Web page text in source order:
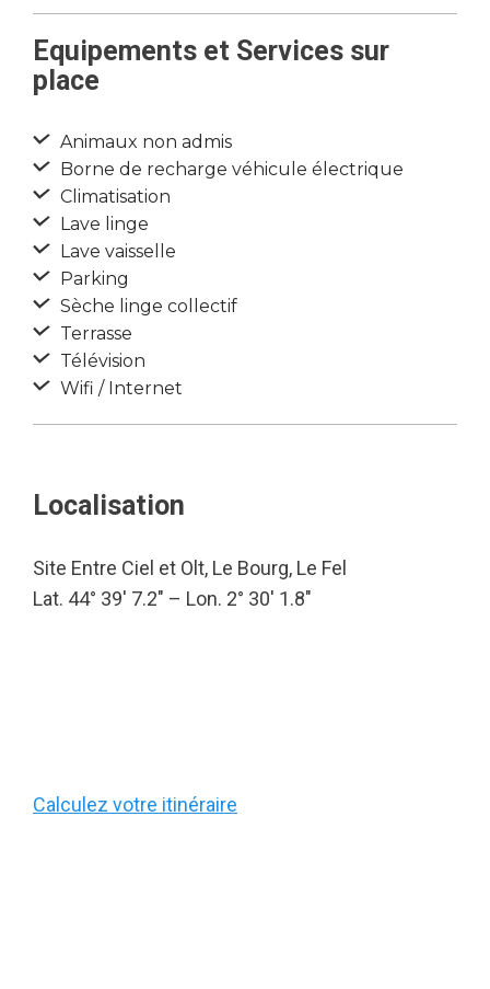
Equipements et Services sur
place
Animaux non admis
Borne de recharge véhicule électrique
Climatisation
Lave linge
Lave vaisselle
Parking
Sèche linge collectif
Terrasse
Télévision
Wifi / Internet
Localisation
Site Entre Ciel et Olt, Le Bourg, Le Fel
Lat. 44° 39′ 7.2″ – Lon. 2° 30′ 1.8″
Calculez votre itinéraire